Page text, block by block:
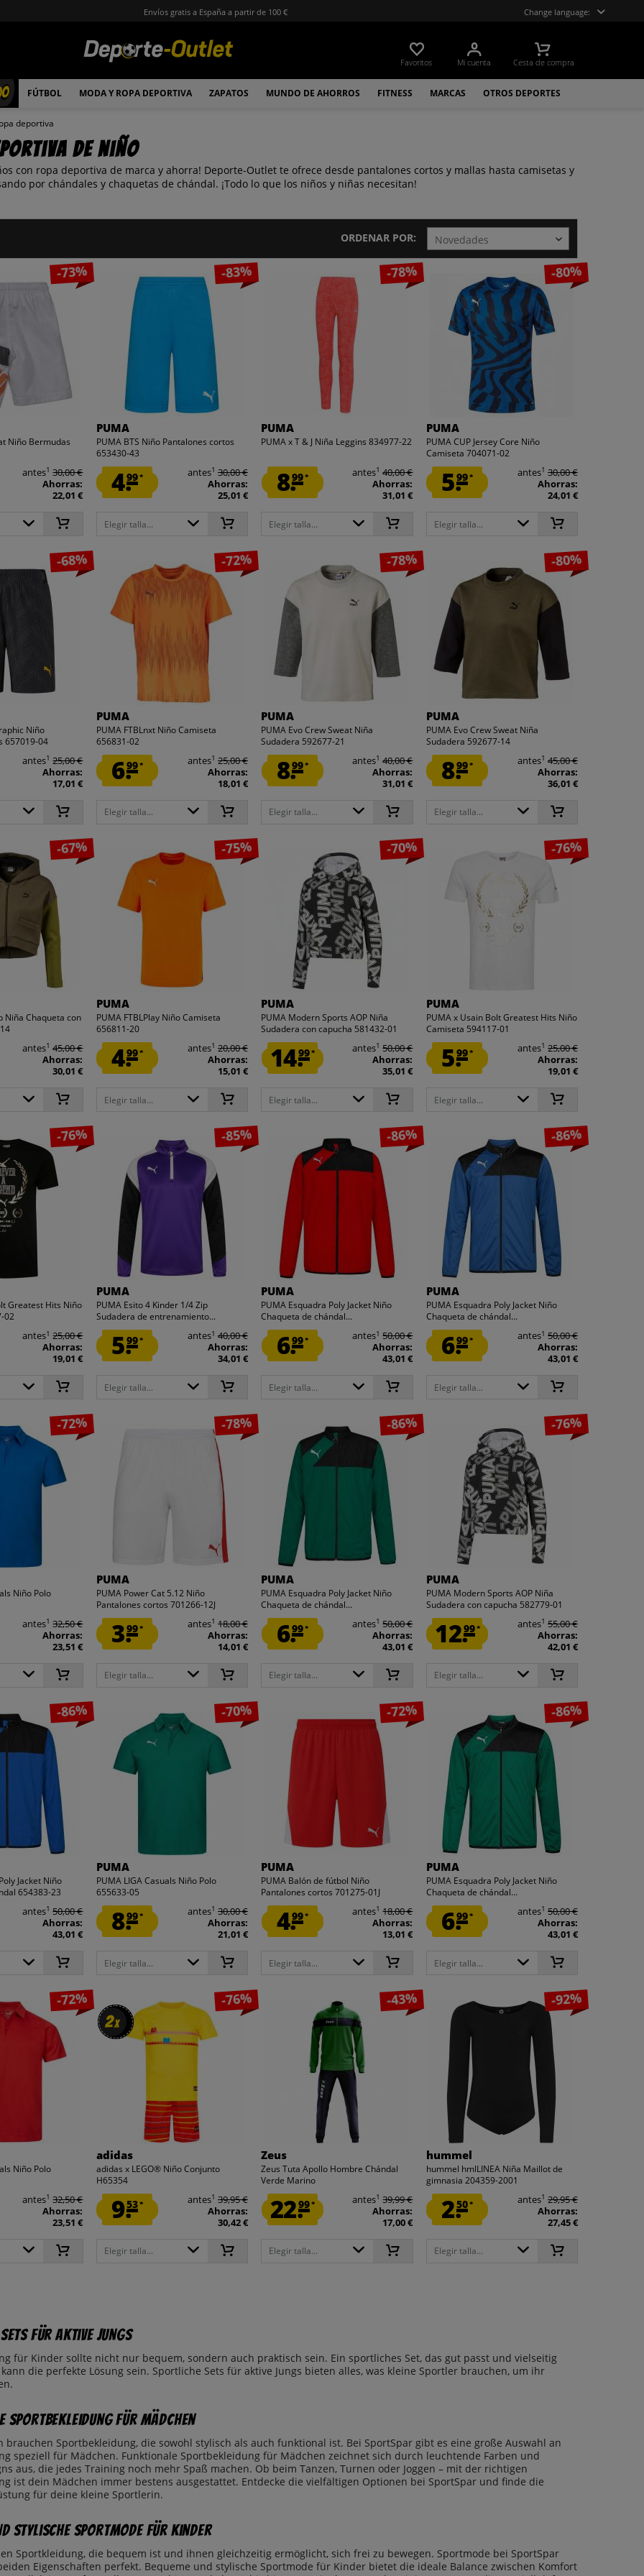
Envíos gratis a España a partir de 100 € Change language:
Favoritos Mi cuenta Cesta de compra
FÚTBOL MODA Y ROPA DEPORTIVA ZAPATOS MUNDO DE AHORROS FITNESS MARCAS OTROS DEPORTES
deportiva
de niño
con ropa deportiva de marca y ahorra! Deporte-Outlet te ofrece desde pantalones cortos y mallas hasta camisetas y
por chándales y chaquetas de chándal. ¡Todo lo que los niños y niñas necesitan!
ORDENAR POR:
-73%
Niño Bermudas
antes1 30,00 €
Ahorras:
22,01 €
-83%
PUMA
PUMA BTS Niño Pantalones cortos
653430-43
4.99* antes1 30,00 €
Ahorras:
25,01 €
Elegir talla...
-78%
PUMA
PUMA x T & J Niña Leggins 834977-22
8.99* antes1 40,00 €
Ahorras:
31,01 €
Elegir talla...
-80%
PUMA
PUMA CUP Jersey Core Niño
Camiseta 704071-02
5.99* antes1 30,00 €
Ahorras:
24,01 €
Elegir talla...
-68%
Niño
657019-04
antes1 25,00 €
Ahorras:
17,01 €
-72%
PUMA
PUMA FTBLnxt Niño Camiseta
656831-02
6.99* antes1 25,00 €
Ahorras:
18,01 €
Elegir talla...
-78%
PUMA
PUMA Evo Crew Sweat Niña
Sudadera 592677-21
8.99* antes1 40,00 €
Ahorras:
31,01 €
Elegir talla...
-80%
PUMA
PUMA Evo Crew Sweat Niña
Sudadera 592677-14
8.99* antes1 45,00 €
Ahorras:
36,01 €
Elegir talla...
-67%
Niña Chaqueta con
antes1 45,00 €
Ahorras:
30,01 €
-75%
PUMA
PUMA FTBLPlay Niño Camiseta
656811-20
4.99* antes1 20,00 €
Ahorras:
15,01 €
Elegir talla...
-70%
PUMA
PUMA Modern Sports AOP Niña
Sudadera con capucha 581432-01
14.99* antes1 50,00 €
Ahorras:
35,01 €
Elegir talla...
-76%
PUMA
PUMA x Usain Bolt Greatest Hits Niño
Camiseta 594117-01
5.99* antes1 25,00 €
Ahorras:
19,01 €
Elegir talla...
-76%
Greatest Hits Niño
02
antes1 25,00 €
Ahorras:
19,01 €
-85%
PUMA
PUMA Esito 4 Kinder 1/4 Zip
Sudadera de entrenamiento...
5.99* antes1 40,00 €
Ahorras:
34,01 €
Elegir talla...
-86%
PUMA
PUMA Esquadra Poly Jacket Niño
Chaqueta de chándal...
6.99* antes1 50,00 €
Ahorras:
43,01 €
Elegir talla...
-86%
PUMA
PUMA Esquadra Poly Jacket Niño
Chaqueta de chándal...
6.99* antes1 50,00 €
Ahorras:
43,01 €
Elegir talla...
-72%
Niño Polo
antes1 32,50 €
Ahorras:
23,51 €
-78%
PUMA
PUMA Power Cat 5.12 Niño
Pantalones cortos 701266-12J
3.99* antes1 18,00 €
Ahorras:
14,01 €
Elegir talla...
-86%
PUMA
PUMA Esquadra Poly Jacket Niño
Chaqueta de chándal...
6.99* antes1 50,00 €
Ahorras:
43,01 €
Elegir talla...
-76%
PUMA
PUMA Modern Sports AOP Niña
Sudadera con capucha 582779-01
12.99* antes1 55,00 €
Ahorras:
42,01 €
Elegir talla...
-86%
Jacket Niño
654383-23
antes1 50,00 €
Ahorras:
43,01 €
-70%
PUMA
PUMA LIGA Casuals Niño Polo
655633-05
8.99* antes1 30,00 €
Ahorras:
21,01 €
Elegir talla...
-72%
PUMA
PUMA Balón de fútbol Niño
Pantalones cortos 701275-01J
4.99* antes1 18,00 €
Ahorras:
13,01 €
Elegir talla...
-86%
PUMA
PUMA Esquadra Poly Jacket Niño
Chaqueta de chándal...
6.99* antes1 50,00 €
Ahorras:
43,01 €
Elegir talla...
-72%
Niño Polo
antes1 32,50 €
Ahorras:
23,51 €
2x
2x
-76%
adidas
adidas x LEGO® Niño Conjunto
H65354
9.53* antes1 39,95 €
Ahorras:
30,42 €
Elegir talla...
-43%
Zeus
Zeus Tuta Apollo Hombre Chándal
Verde Marino
22.99* antes1 39,99 €
Ahorras:
17,00 €
Elegir talla...
-92%
hummel
hummel hmlLINEA Niña Maillot de
gimnasia 204359-2001
2.50* antes1 29,95 €
Ahorras:
27,45 €
Elegir talla...
für Aktive Jungs
für Kinder sollte nicht nur bequem, sondern auch praktisch sein. Ein sportliches Set, das gut passt und vielseitig
die perfekte Lösung sein. Sportliche Sets für aktive Jungs bieten alles, was kleine Sportler brauchen, um ihr
Sportbekleidung für Mädchen
brauchen Sportbekleidung, die sowohl stylisch als auch funktional ist. Bei SportSpar gibt es eine große Auswahl an
speziell für Mädchen. Funktionale Sportbekleidung für Mädchen zeichnet sich durch leuchtende Farben und
aus, die jedes Training noch mehr Spaß machen. Ob beim Tanzen, Turnen oder Joggen – mit der richtigen
ist dein Mädchen immer bestens ausgestattet. Entdecke die vielfältigen Optionen bei SportSpar und finde die
für deine kleine Sportlerin.
Stylische Sportmode für Kinder
Sportkleidung, die bequem ist und ihnen gleichzeitig ermöglicht, sich frei zu bewegen. Sportmode bei SportSpar
Eigenschaften perfekt. Bequeme und stylische Sportmode für Kinder bietet die ideale Balance zwischen Komfort